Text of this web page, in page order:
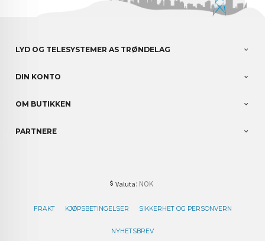
LYD OG TELESYSTEMER AS TRØNDELAG
DIN KONTO
OM BUTIKKEN
PARTNERE
Valuta: NOK
FRAKT KJØPSBETINGELSER SIKKERHET OG PERSONVERN
NYHETSBREV